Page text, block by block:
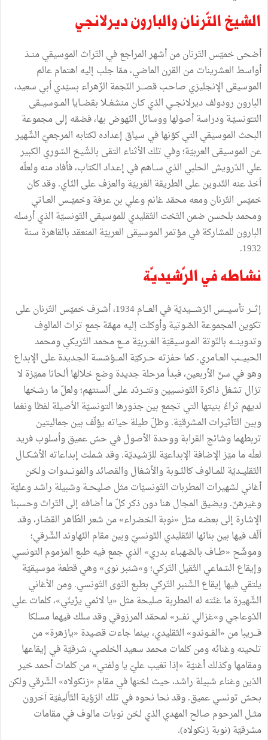
الشيخ التّرنان والبارون ديرلانجي
أضحى خميّس التّرنان من أشهر المراجع في التّراث الموسيقي منــذ
أواسط العشرينات من القرن الماضي، ممّا جلب إليه اهتمام عالم
الموسيقى الإنجليزي صاحـب قصـــر النّجمة الزّهراء بسيّدي أبي سعيد،
البارون رودولف ديرلانجــي الذي كـان منشغــلا بقضــايا المــوسيــقى
التــّونسيّـة ودراسة أصولها ووسائل النّهوض بها، فضمّه إلى مجموعة
البحث الموسيقي التي كوّنها في سياق إعداده لكتابه المرجعيّ الشّهير
عن الموسيقى العربيّة؛ وفي تلك الأثناء التقى بالشّيخ السّوري الكبير
علي الدّرويش الحلبي الذي ســاهم في إعـداد الكتاب، فأفاد منه ولعلّه
أخذ عنه التّدوين على الطريقة الغربيّة والعزف على النّـاي. وقد كان
خميّس التّرنان ومعه محمّد غانم وعلي بن عرفة وخميّــس العــاتي
ومحمد بلحسن ضمن التّخت التّقليدي للموسيقى التّونسيّة الذي أرسله
البارون للمشاركة في مؤتمر الموسيقى العربيّة المنعقد بالقاهرة سنة
1932.
نشاطه في الرّشيديّة
إثـــر تأسيـــس الرّشــــيديّة في العـــام 1934، أشـرف خميّس التّرنان على
تكوين المجموعة الصّوتية وأوكلت إليه مهمّة جمع تراث المالوف
وتدوينـــه بالنّوتة المـوسيقيّة الغــربيّة مـــع محمد التّريكي ومحمد
الحبيـــب العــامري. كما حفزته حــركيّة المـــؤسّسة الجـديدة على الإبداع
وهو في سنّ الأربعين، فبدأ مرحلة جديدة وضع خلالها ألحانا مميّزة لا
تزال تشغل ذاكرة التّونسيين وتتـــردّد على ألسنتهم؛ ولعلّ ما رسّخها
لديهم ثراءُ بنيتها التي تجمع بين جذورها التونسيّة الأصيلة لفظا ونغما
وبين التّأثيرات المشرقيّة. وظلّ طيلة حياته يؤلّف بين جماليتين
تربطهما وشائج القرابة ووحدة الأصول في حسّ عميق وأسلوب فريد
لعلّه ما ميّز الإضافة الإبداعيّة للرّشيديّة. وقد شملت إبداعاته الأشكــال
التّقليــديّة للمــالوف كالنّــوبة والأشغال والقصائد والفونـــدوات ولحّن
أغاني لشهيرات المطربات التّونسيّات مثل صليحــة وشبيلة راشد وعليّة
وغيرهنّ. ويضيق المجال هنا دون ذكر كلّ ما أضافه إلى التّراث وحسبنا
الإشارة إلى بعضه مثل «نوبة الخضراء» من شعر الطّاهر القصّار، وقد
ألّف فيها بين بنائها التّقليدي التّونسيّ وبين مقام النّهاوند الشّرقي؛
وموشّح «طــاف بالصّهبـاء بدري» الذي جمع فيه طبع المزموم التونسي
وإيقاع السّماعي الثّقيل التّركي؛ و»شنبر نوى» وهي قطعة موسيقيّة
يلتقي فيها إيقاع الشّنبر التّركي بطبع النّوى التّونسي. ومن الأغاني
الشّهيرة ما غنّته له المطربة صليحة مثل «يا لائمي يزّينّي»، كلمات علي
الدّوعاجي و»غزالي نفـــر» لمحمّد المرزوقي وقد سلك فيهما مسلكا
قـــريبا من «الفــوندو» التّقليدي، بينما جاءت قصيدة «يازهرة» من
تلحينه وغنائه ومن كلمات محمد سعيد الخلصي، شرقيّة في إيقاعها
ومقامها وكذلك أغنيّة «إذا تغيب عليّ يا ولفتي» من كلمات أحمد خير
الدّين وغناء شبيلة راشد، حيث لحّنها في مقام «زنكولاه» الشّرقي ولكن
بحسّ تونسي عميق. وقد نحا نحوه في تلك الرّؤية التّأليفيّة آخرون
مثــل المرحوم صالح المهدي الذي لحّن نوبات مالوف في مقامات
مشرقيّة (نوبة زنكولاه).